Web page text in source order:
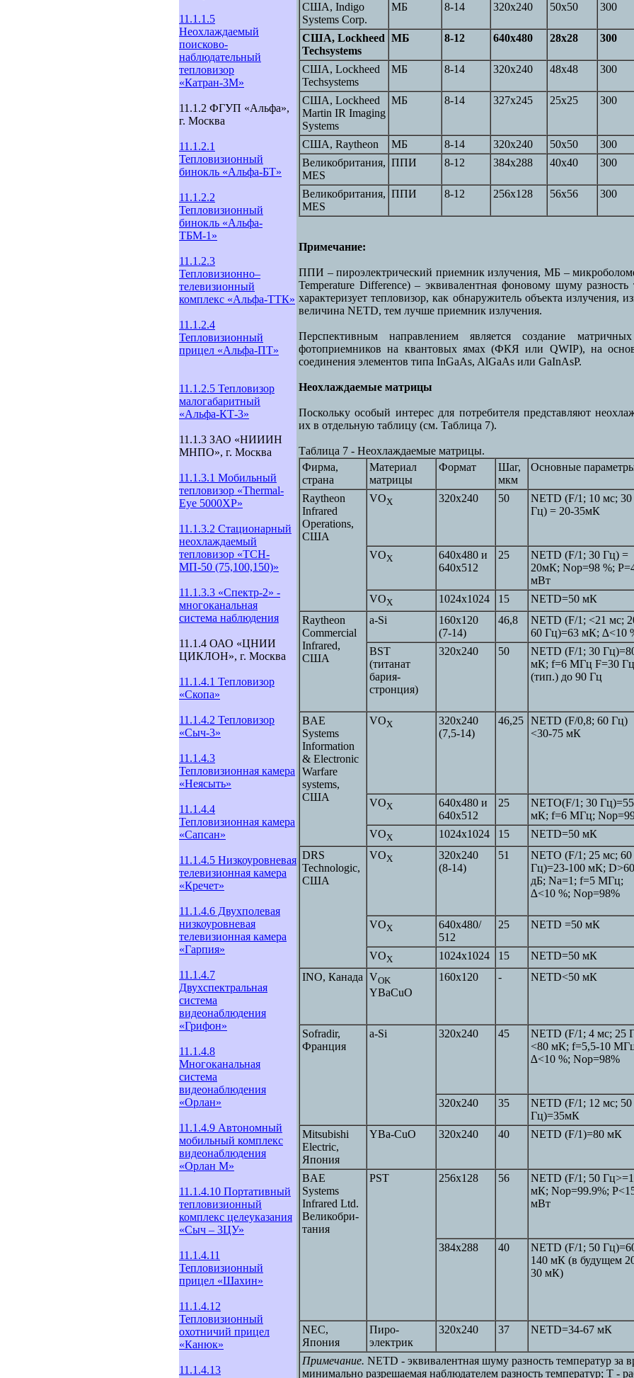
11.1.1.5
Неохлаждаемый
поисково-
наблюдательный
тепловизор
«Катран-3М»
11.1.2 ФГУП «Альфа»,
г. Москва
11.1.2.1
Тепловизионный
бинокль «Альфа-БТ»
11.1.2.2
Тепловизионный
бинокль «Альфа-
ТБМ-1»
11.1.2.3
Тепловизионно–
телевизионный
комплекс «Альфа-ТТК»
11.1.2.4
Тепловизионный
прицел «Альфа-ПТ»
11.1.2.5 Тепловизор
малогабаритный
«Альфа-КТ-3»
11.1.3 ЗАО «НИИИН
МНПО», г. Москва
11.1.3.1 Мобильный
тепловизор «Thermal-
Eye 5000XP»
11.1.3.2 Стационарный
неохлаждаемый
тепловизор «ТСН-
МП-50 (75,100,150)»
11.1.3.3 «Спектр-2» -
многоканальная
система наблюдения
11.1.4 ОАО «ЦНИИ
ЦИКЛОН», г. Москва
11.1.4.1 Тепловизор
«Скопа»
11.1.4.2 Тепловизор
«Сыч-3»
11.1.4.3
Тепловизионная камера
«Неясыть»
11.1.4.4
Тепловизионная камера
«Сапсан»
11.1.4.5 Низкоуровневая
телевизионная камера
«Кречет»
11.1.4.6 Двухполевая
низкоуровневая
телевизионная камера
«Гарпия»
11.1.4.7
Двухспектральная
система
видеонаблюдения
«Грифон»
11.1.4.8
Многоканальная
система
видеонаблюдения
«Орлан»
11.1.4.9 Автономный
мобильный комплекс
видеонаблюдения
«Орлан М»
11.1.4.10 Портативный
тепловизионный
комплекс целеуказания
«Сыч – 3ЦУ»
11.1.4.11
Тепловизионный
прицел «Шахин»
11.1.4.12
Тепловизионный
охотничий прицел
«Канюк»
11.1.4.13
США, Indigo
Systems Corp.
МБ 8-14 320x240 50x50 300
США, Lockheed
Techsystems
МБ 8-12 640x480 28x28 300
США, Lockheed
Techsystems
МБ 8-14 320x240 48x48 300
США, Lockheed
Martin IR Imaging
Systems
МБ 8-14 327x245 25x25 300
США, Raytheon МБ 8-14 320x240 50x50 300
Великобритания,
MES
ППИ 8-12 384x288 40x40 300
Великобритания,
MES
ППИ 8-12 256x128 56x56 300
Примечание:
ППИ – пироэлектрический приемник излучения, МБ –
Temperature Difference) – эквивалентная фоновому шуму разность
характеризует тепловизор, как обнаружитель объекта излучения,
величина NETD, тем лучше приемник излучения.
Перспективным направлением является создание
фотоприемников на квантовых ямах (ФКЯ или QWIP), на
соединения элементов типа InGaAs, AlGaAs или GaInAsP.
Неохлаждаемые матрицы
Поскольку особый интерес для потребителя представляют
их в отдельную таблицу (см. Таблица 7).
Таблица 7 - Неохлаждаемые матрицы.
Фирма,
страна
Материал
матрицы
Формат
Шаг,
мкм
Основные
Raytheon
Infrared
Operations,
США
VOX 320x240 50
NETD (F/1; 10 мс; 30
Гц) = 20-35мК
VOX
640x480 и
640x512
25
NETD (F/1; 30 Гц) =
20мК; Nop=98 %;
мВт
VOX 1024x1024 15 NETD=50 мК
Raytheon
Commercial
Infrared,
США
a-Si
160x120
(7-14)
46,8
NETD (F/1; <21 мс;
60 Гц)=63 мК; ∆<10
BST
(титанат
бария-
стронция)
320х240 50
NETD (F/1; 30
мК; f=6 МГц F=30 Гц
(тип.) до 90 Гц
BAE
Systems
Information
& Electronic
Warfare
systems,
США
VOX
320x240
(7,5-14)
46,25 NETD (F/0,8; 60 Гц)
<30-75 мК
VOX
640x480 и
640x512
25
NETO(F/1; 30 Гц)=55
мК; f=6 МГц;
VOX 1024х1024 15
NETD=50 мК
DRS
Technologic,
США
VOX
320х240
(8-14)
51
NETO (F/1; 25 мс; 60
Гц)=23-100 мК; D>60
дБ; Na=1; f=5 МГц;
∆<10 %; Nop=98%
VOX
640х480/
512
25 NETD =50 мК
VOX 1024х1024 15
NETD=50 мК
INO, Канада VOK
YBaCuO
160x120 - NETD<50 мК
Sofradir,
Франция
a-Si 320х240 45
NETD (F/1; 4 мс; 25
<80 мК; f=5,5-10
∆<10 %; Nop=98%
320х240
35
NETD (F/1; 12 мс; 50
Гц)=35мК
Mitsubishi
Electric,
Япония
YBa-CuO 320х240 40 NETD (F/1)=80 мК
BAE
Systems
Infrared Ltd.
Великобри-
тания
PST 256х128 56
NETD (F/1; 50
мК; Nop=99.9%;
мВт
384х288
40
NETD (F/1; 50
140 мК (в будущем
30 мК)
NEC,
Япония
Пиро-
электрик
320х240 37 NETD=34-67 мК
Примечание. NETD - эквивалентная шуму разность температур за
минимально разрешаемая наблюдателем разность температур; Т -